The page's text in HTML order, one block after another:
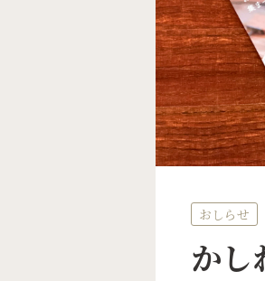
おしらせ
かし